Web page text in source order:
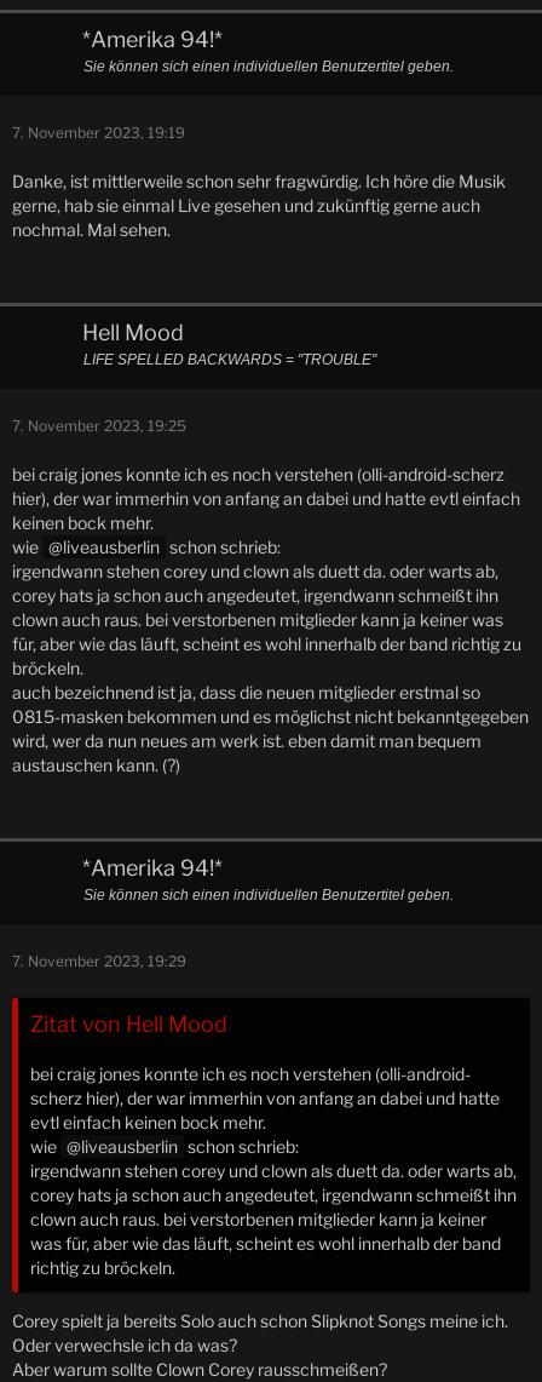
*Amerika 94!*
Sie können sich einen individuellen Benutzertitel geben.
7. November 2023, 19:19
Danke, ist mittlerweile schon sehr fragwürdig. Ich höre die Musik
gerne, hab sie einmal Live gesehen und zukünftig gerne auch
nochmal. Mal sehen.
Hell Mood
LIFE SPELLED BACKWARDS = "TROUBLE"
7. November 2023, 19:25
bei craig jones konnte ich es noch verstehen (olli-android-scherz
hier), der war immerhin von anfang an dabei und hatte evtl einfach
keinen bock mehr.
wie
liveausberlin schon schrieb:
irgendwann stehen corey und clown als duett da. oder warts ab,
corey hats ja schon auch angedeutet, irgendwann schmeißt ihn
clown auch raus. bei verstorbenen mitglieder kann ja keiner was
für, aber wie das läuft, scheint es wohl innerhalb der band richtig zu
bröckeln.
auch bezeichnend ist ja, dass die neuen mitglieder erstmal so
0815-masken bekommen und es möglichst nicht bekanntgegeben
wird, wer da nun neues am werk ist. eben damit man bequem
austauschen kann. (?)
*Amerika 94!*
Sie können sich einen individuellen Benutzertitel geben.
7. November 2023, 19:29
Zitat von Hell Mood
bei craig jones konnte ich es noch verstehen (olli-android-
scherz hier), der war immerhin von anfang an dabei und hatte
evtl einfach keinen bock mehr.
wie
liveausberlin schon schrieb:
irgendwann stehen corey und clown als duett da. oder warts ab,
corey hats ja schon auch angedeutet, irgendwann schmeißt ihn
clown auch raus. bei verstorbenen mitglieder kann ja keiner
was für, aber wie das läuft, scheint es wohl innerhalb der band
richtig zu bröckeln.
Corey spielt ja bereits Solo auch schon Slipknot Songs meine ich.
Oder verwechsle ich da was?
Aber warum sollte Clown Corey rausschmeißen?